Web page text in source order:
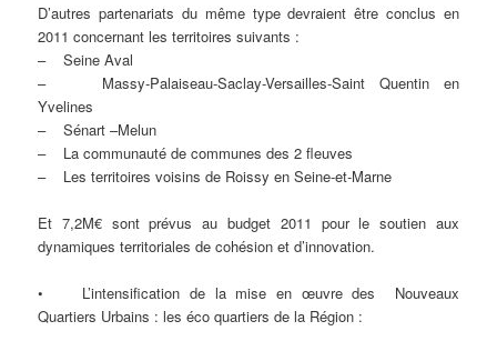
D’autres partenariats du même type devraient être conclus en
2011 concernant les territoires suivants :
– Seine Aval
– Massy-Palaiseau-Saclay-Versailles-Saint Quentin en
Yvelines
– Sénart –Melun
– La communauté de communes des 2 fleuves
– Les territoires voisins de Roissy en Seine-et-Marne
Et 7,2M€ sont prévus au budget 2011 pour le soutien aux
dynamiques territoriales de cohésion et d’innovation.
• L’intensification de la mise en œuvre des Nouveaux
Quartiers Urbains : les éco quartiers de la Région :